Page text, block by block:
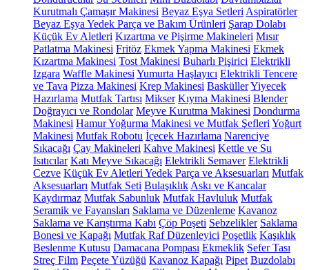
Kurutmalı Çamaşır Makinesi Beyaz Eşya Setleri Aspiratörler
Beyaz Eşya Yedek Parça ve Bakım Ürünleri Şarap Dolabı
Küçük Ev Aletleri Kızartma ve Pişirme Makineleri Mısır
Patlatma Makinesi Fritöz Ekmek Yapma Makinesi Ekmek
Kızartma Makinesi Tost Makinesi Buharlı Pişirici Elektrikli
Izgara Waffle Makinesi Yumurta Haşlayıcı Elektrikli Tencere
ve Tava Pizza Makinesi Krep Makinesi BasküllerYiyecek
Hazırlama Mutfak Tartısı Mikser Kıyma Makinesi Blender
Doğrayıcı ve Rondolar Meyve Kurutma Makinesi Dondurma
Makinesi Hamur Yoğurma Makinesi ve Mutfak Şefleri Yoğurt
Makinesi Mutfak Robotu İçecek Hazırlama Narenciye
Sıkacağı Çay Makineleri Kahve Makinesi Kettle ve Su
Isıtıcılar Katı Meyve Sıkacağı Elektrikli Semaver Elektrikli
Cezve Küçük Ev Aletleri Yedek Parça ve Aksesuarları Mutfak
Aksesuarları Mutfak Seti Bulaşıklık Askı ve Kancalar
Kaydırmaz Mutfak Sabunluk Mutfak Havluluk Mutfak
Seramik ve Fayansları Saklama ve Düzenleme Kavanoz
Saklama ve Karıştırma Kabı Çöp Poşeti Sebzelikler Saklama
Bonesi ve Kapağı Mutfak Raf Düzenleyici Poşetlik Kaşıklık
Beslenme Kutusu Damacana Pompası Ekmeklik Sefer Tası
Streç Film Peçete Yüzüğü Kavanoz Kapağı Pipet Buzdolabı